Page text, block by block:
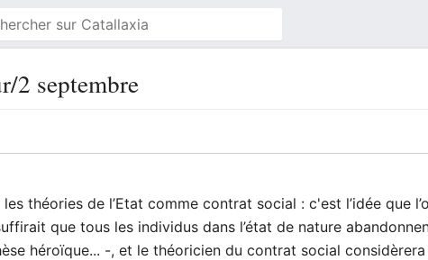
2 septembre
théories de l’Etat comme contrat social : c'est l’idée que
que tous les individus dans l’état de nature
héroïque... -, et le théoricien du contrat social